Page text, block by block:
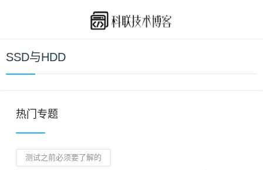
SSD与HDD
热门专题
测试之前必须要了解的